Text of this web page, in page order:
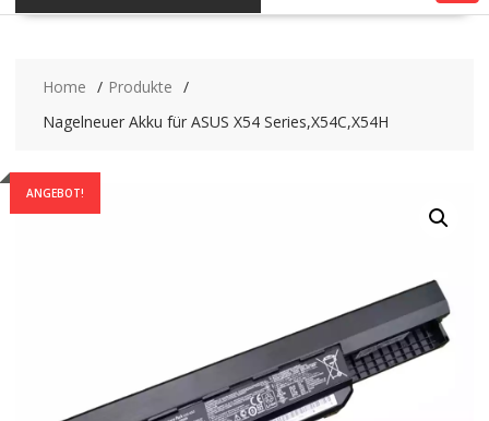
Home
Produkte
Nagelneuer Akku für ASUS X54 Series,X54C,X54H
ANGEBOT!